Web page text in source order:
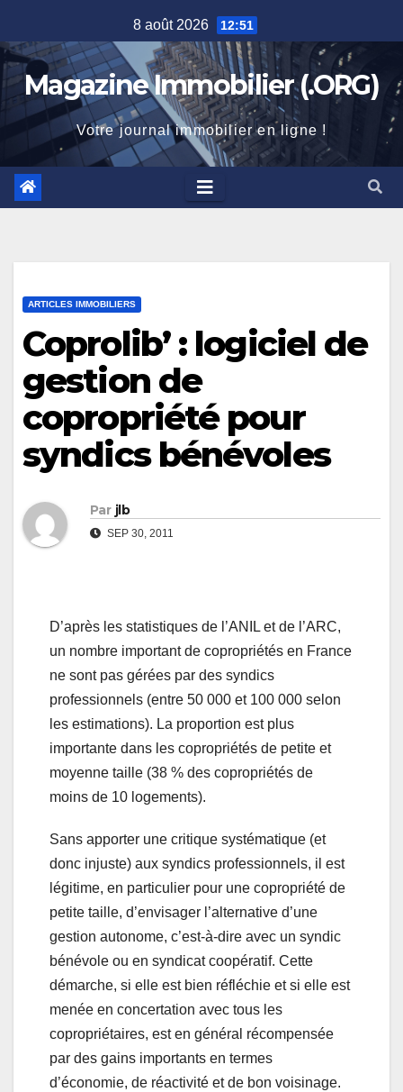
to
content
8 août 2026 12:51
Magazine Immobilier (.ORG)
Votre journal immobilier en ligne !
ARTICLES IMMOBILIERS
Coprolib’ : logiciel de
gestion de
copropriété pour
syndics bénévoles
Par jlb
SEP 30, 2011
D’après les statistiques de l’ANIL et de l’ARC,
un nombre important de copropriétés en France
ne sont pas gérées par des syndics
professionnels (entre 50 000 et 100 000 selon
les estimations). La proportion est plus
importante dans les copropriétés de petite et
moyenne taille (38 % des copropriétés de
moins de 10 logements).
Sans apporter une critique systématique (et
donc injuste) aux syndics professionnels, il est
légitime, en particulier pour une copropriété de
petite taille, d’envisager l’alternative d’une
gestion autonome, c’est-à-dire avec un syndic
bénévole ou en syndicat coopératif. Cette
démarche, si elle est bien réfléchie et si elle est
menée en concertation avec tous les
copropriétaires, est en général récompensée
par des gains importants en termes
d’économie, de réactivité et de bon voisinage.